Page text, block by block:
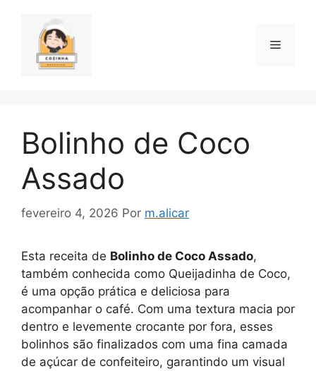
conteúdo
Menu
Bolinho de Coco
Assado
fevereiro 4, 2026 Por m.alicar
Esta receita de Bolinho de Coco Assado,
também conhecida como Queijadinha de Coco,
é uma opção prática e deliciosa para
acompanhar o café. Com uma textura macia por
dentro e levemente crocante por fora, esses
bolinhos são finalizados com uma fina camada
de açúcar de confeiteiro, garantindo um visual